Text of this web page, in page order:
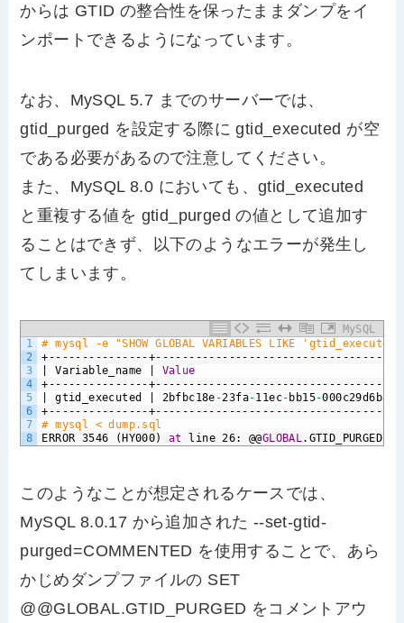
からは GTID の整合性を保ったままダンプをイ
ンポートできるようになっています。
なお、MySQL 5.7 までのサーバーでは、
gtid_purged を設定する際に gtid_executed が空
である必要があるので注意してください。
また、MySQL 8.0 においても、gtid_executed
と重複する値を gtid_purged の値として追加す
ることはできず、以下のようなエラーが発生し
てしまいます。
MySQL
1
2
3
4
5
6
7
8
# mysql -e "SHOW GLOBAL VARIABLES LIKE
+---------------
Variable_name
Value
+---------------
gtid_executed 2bfbc18e -23fa-11ec- bb15-
+---------------
# mysql < dump.sql
ERROR 3546 (HY000) at line 26: @@GLOBAL.GTID_PURGED
このようなことが想定されるケースでは、
MySQL 8.0.17 から追加された --set-gtid-
purged=COMMENTED を使用することで、あら
かじめダンプファイルの SET
@@GLOBAL.GTID_PURGED をコメントアウ